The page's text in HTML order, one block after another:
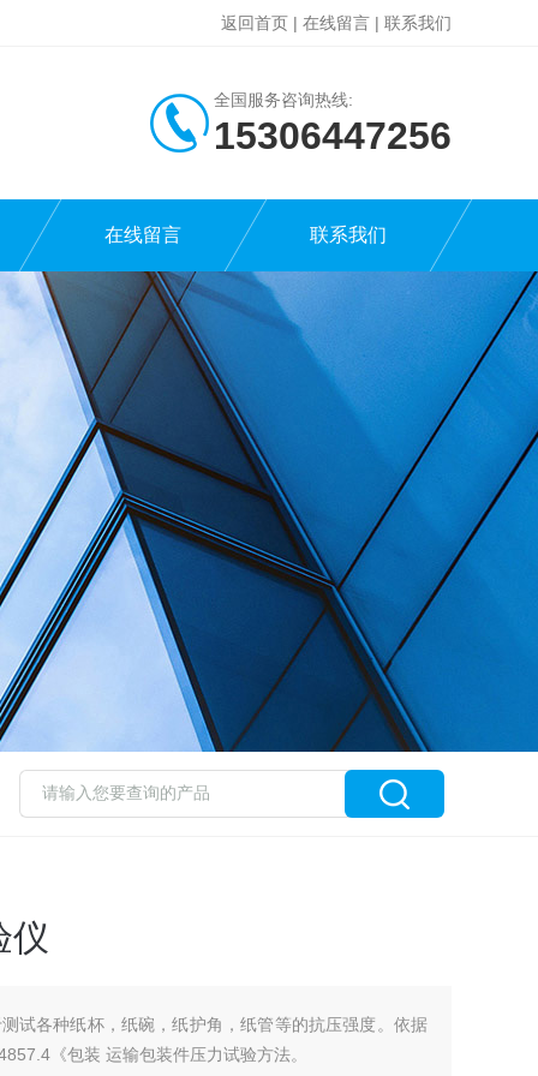
返回首页 | 在线留言 | 联系我们
全国服务咨询热线:
15306447256
在线留言 联系我们
仪
试各种纸杯，纸碗，纸护角，纸管等的抗压强度。依据
《包装 运输包装件压力试验方法。